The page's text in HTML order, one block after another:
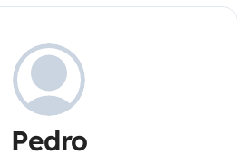
Pedro